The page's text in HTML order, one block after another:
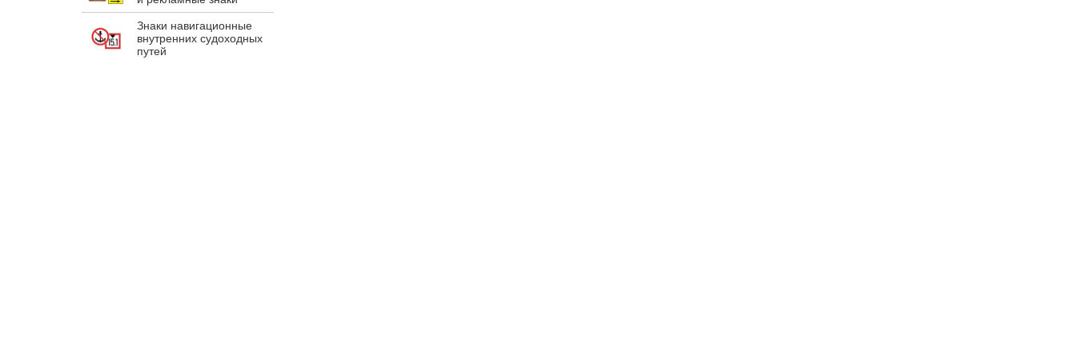
Знаки навигационные
внутренних судоходных
путей